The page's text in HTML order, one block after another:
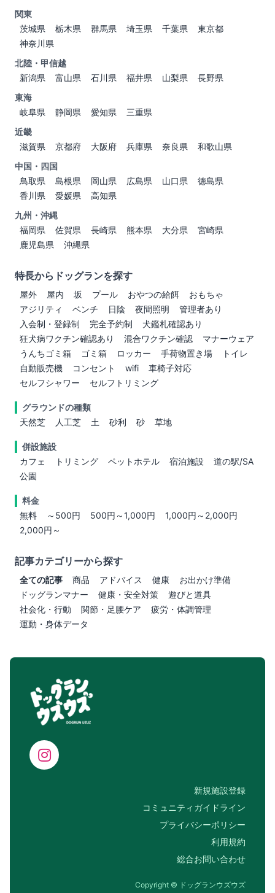
関東
茨城県
栃木県 群馬県 埼玉県 千葉県
東京都
神奈川県
北陸・甲信越
新潟県
富山県 石川県 福井県 山梨県
長野県
東海
岐阜県
静岡県 愛知県
三重県
近畿
滋賀県
京都府 大阪府 兵庫県 奈良県
和歌山県
中国・四国
鳥取県
島根県 岡山県 広島県 山口県
徳島県
香川県
愛媛県
高知県
九州・沖縄
福岡県
佐賀県 長崎県 熊本県 大分県
宮崎県
鹿児島県
沖縄県
特長からドッグランを探す
屋外 屋内 坂 プール おやつの給餌
おもちゃ
アジリティ
ベンチ 日陰 夜間照明
管理者あり
入会制・登録制
完全予約制
犬鑑札確認あり
狂犬病ワクチン確認あり
混合ワクチン確認
マナーウェア
うんちゴミ箱
ゴミ箱 ロッカー 手荷物置き場
トイレ
自動販売機
コンセント wifi
車椅子対応
セルフシャワー
セルフトリミング
グラウンドの種類
天然芝
人工芝 土 砂利 砂 草地
併設施設
カフェ
トリミング ペットホテル 宿泊施設
道の駅/SA
公園
料金
無料
～500円 500円～1,000円
1,000円～2,000円
2,000円～
記事カテゴリーから探す
全ての記事 商品 アドバイス 健康
お出かけ準備
ドッグランマナー
健康・安全対策
遊びと道具
社会化・行動
関節・足腰ケア
疲労・体調管理
運動・身体データ
新規施設登録
コミュニティガイドライン
プライバシーポリシー
利用規約
総合お問い合わせ
Copyright © ドッグランウズウズ